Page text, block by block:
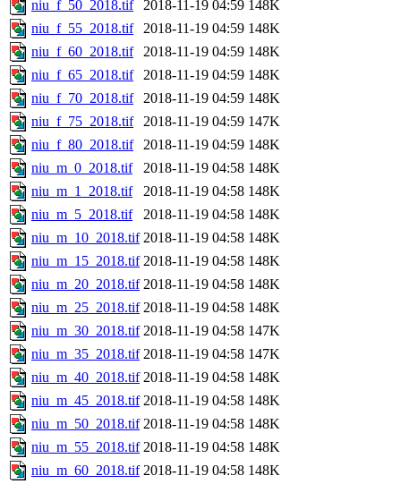
niu_f_50_2018.tif 2018-11-19 04:59 148K
niu_f_55_2018.tif
2018-11-19 04:59 148K
niu_f_60_2018.tif
2018-11-19 04:59 148K
niu_f_65_2018.tif
2018-11-19 04:59 148K
niu_f_70_2018.tif
2018-11-19 04:59 148K
niu_f_75_2018.tif
2018-11-19 04:59 147K
niu_f_80_2018.tif
2018-11-19 04:59 148K
niu_m_0_2018.tif
2018-11-19 04:58 148K
niu_m_1_2018.tif
2018-11-19 04:58 148K
niu_m_5_2018.tif
2018-11-19 04:58 148K
niu_m_10_2018.tif 2018-11-19 04:58 148K
niu_m_15_2018.tif 2018-11-19 04:58 148K
niu_m_20_2018.tif 2018-11-19 04:58 148K
niu_m_25_2018.tif 2018-11-19 04:58 148K
niu_m_30_2018.tif 2018-11-19 04:58 147K
niu_m_35_2018.tif 2018-11-19 04:58 147K
niu_m_40_2018.tif 2018-11-19 04:58 148K
niu_m_45_2018.tif 2018-11-19 04:58 148K
niu_m_50_2018.tif 2018-11-19 04:58 148K
niu_m_55_2018.tif 2018-11-19 04:58 148K
niu_m_60_2018.tif 2018-11-19 04:58 148K